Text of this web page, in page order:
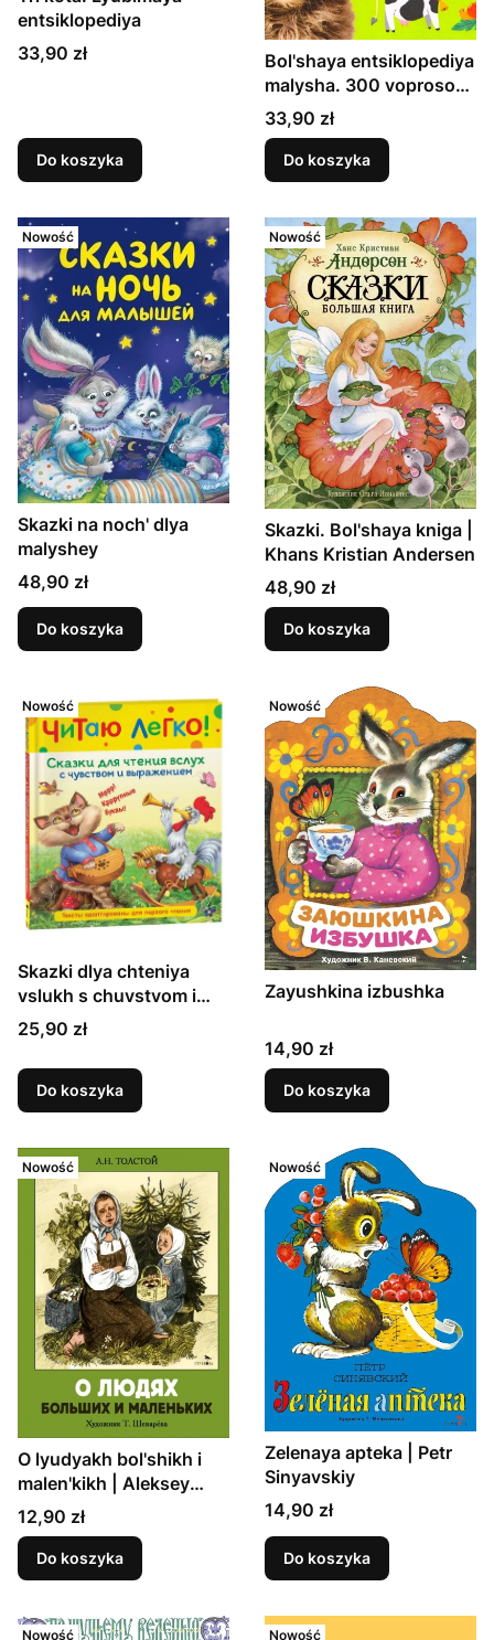
entsiklopediya
Cena
33,90 zł
Do koszyka
Bol'shaya entsiklopediya
malysha. 300 voprosov i
otvetov
Cena
33,90 zł
Do koszyka
Nowość
Skazki na noch' dlya
malyshey
Cena
48,90 zł
Do koszyka
Nowość
Skazki. Bol'shaya kniga |
Khans Kristian Andersen
Cena
48,90 zł
Do koszyka
Nowość
Skazki dlya chteniya
vslukh s chuvstvom i
vyrazheniyem
Cena
25,90 zł
Do koszyka
Nowość
Zayushkina izbushka
Cena
14,90 zł
Do koszyka
Nowość
O lyudyakh bol'shikh i
malen'kikh | Aleksey
Tolstoy
Cena
12,90 zł
Do koszyka
Nowość
Zelenaya apteka | Petr
Sinyavskiy
Cena
14,90 zł
Do koszyka
Nowość Nowość